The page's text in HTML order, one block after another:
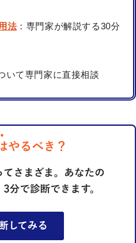
法：専門家が解説する30分
いて専門家に直接相談